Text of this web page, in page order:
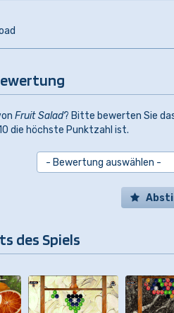
Fruit Salad? Bitte bewerten Sie
die höchste Punktzahl ist.
des Spiels